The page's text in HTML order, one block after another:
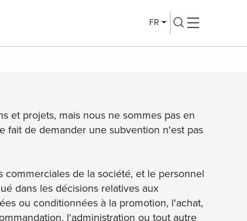
FR
et projets, mais nous ne sommes pas en
fait de demander une subvention n'est pas
de la société, et le personnel
dans les décisions relatives aux
ou conditionnées à la promotion, l'achat,
l'administration ou tout autre